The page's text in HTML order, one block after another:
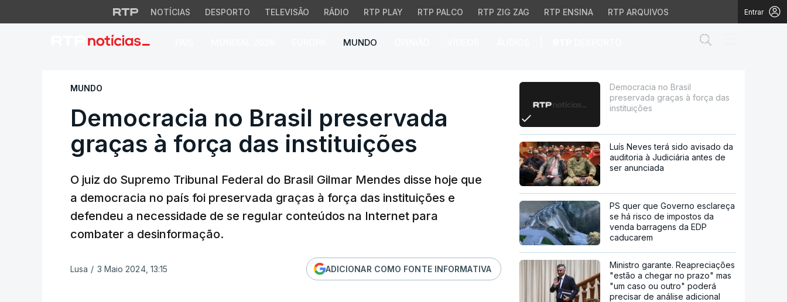
NOTÍCIAS DESPORTO TELEVISÃO RÁDIO RTP PLAY RTP PALCO RTP ZIG ZAG RTP ENSINA RTP ARQUIVOS Entrar
MUNDO
Democracia no Brasil preservada graças à força das instituições
MUNDO
Democracia no Brasil preservada
graças à força das instituições
O juiz do Supremo Tribunal Federal do Brasil Gilmar Mendes disse hoje que
a democracia no país foi preservada graças à força das instituições e
defendeu a necessidade de se regular conteúdos na Internet para
combater a desinformação.
Lusa / 3 Maio 2024, 13:15 ADICIONAR COMO FONTE INFORMATIVA
Democracia no Brasil
preservada graças à força das
instituições
Luís Neves terá sido avisado da
auditoria à Judiciária antes de
ser anunciada
PS quer que Governo esclareça
se há risco de impostos da
venda barragens da EDP
caducarem
Ministro garante. Reapreciações
"estão a chegar no prazo" mas
"um caso ou outro" poderá
precisar de análise adicional